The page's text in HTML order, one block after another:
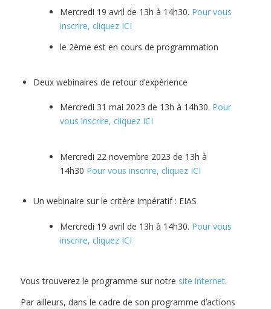
Mercredi 19 avril de 13h à 14h30. Pour vous
inscrire, cliquez ICI
le 2ème est en cours de programmation
Deux webinaires de retour d’expérience
Mercredi 31 mai 2023 de 13h à 14h30. Pour
vous inscrire, cliquez ICI
Mercredi 22 novembre 2023 de 13h à
14h30 Pour vous inscrire, cliquez ICI
Un webinaire sur le critère impératif : EIAS
Mercredi 19 avril de 13h à 14h30. Pour vous
inscrire, cliquez ICI
Vous trouverez le programme sur notre site internet.
Par ailleurs, dans le cadre de son programme d’actions